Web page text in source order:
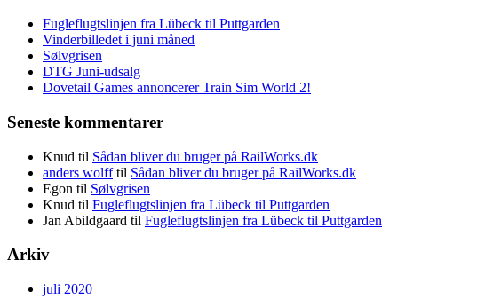
Fugleflugtslinjen fra Lübeck til Puttgarden
Vinderbilledet i juni måned
Sølvgrisen
DTG Juni-udsalg
Dovetail Games annoncerer Train Sim World 2!
Seneste kommentarer
Knud til Sådan bliver du bruger på RailWorks.dk
anders wolfftil Sådan bliver du bruger på RailWorks.dk
Egon til Sølvgrisen
Knud til Fugleflugtslinjen fra Lübeck til Puttgarden
Jan Abildgaard til Fugleflugtslinjen fra Lübeck til Puttgarden
Arkiv
juli 2020